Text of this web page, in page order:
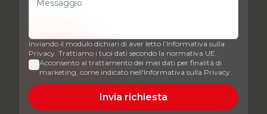
Inviando il modulo dichiari di aver letto l’Informativa sulla
Privacy. Trattiamo i tuoi dati secondo la normativa UE.
Acconsento al trattamento dei miei dati per finalità di
marketing, come indicato nell'Informativa sulla Privacy.
Invia richiesta